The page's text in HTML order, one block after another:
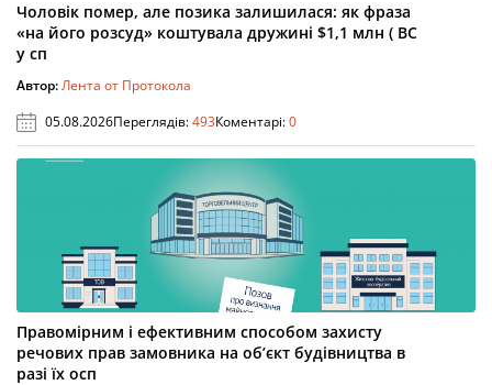
Чоловік помер, але позика залишилася: як фраза
«на його розсуд» коштувала дружині $1,1 млн ( ВС
у сп
Автор:Лента от Протокола
05.08.2026Переглядів:493Коментарі:0
Правомірним і ефективним способом захисту
речових прав замовника на об’єкт будівництва в
разі їх осп